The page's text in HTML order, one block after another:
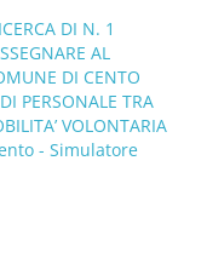
DI N. 1
AL
DI CENTO
PERSONALE TRA
VOLONTARIA
- Simulatore